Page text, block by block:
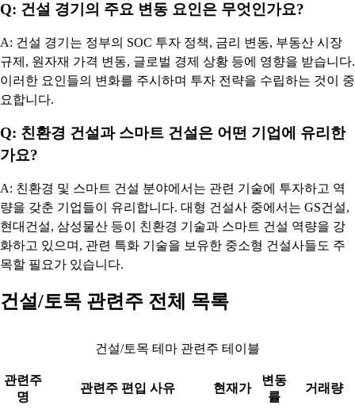
Q: 건설 경기의 주요 변동 요인은 무엇인가요?
A: 건설 경기는 정부의 SOC 투자 정책, 금리 변동, 부동산 시장
규제, 원자재 가격 변동, 글로벌 경제 상황 등에 영향을 받습니다.
이러한 요인들의 변화를 주시하며 투자 전략을 수립하는 것이 중
요합니다.
Q: 친환경 건설과 스마트 건설은 어떤 기업에 유리한
가요?
A: 친환경 및 스마트 건설 분야에서는 관련 기술에 투자하고 역
량을 갖춘 기업들이 유리합니다. 대형 건설사 중에서는 GS건설,
현대건설, 삼성물산 등이 친환경 기술과 스마트 건설 역량을 강
화하고 있으며, 관련 특화 기술을 보유한 중소형 건설사들도 주
목할 필요가 있습니다.
건설/토목 관련주 전체 목록
건설/토목 테마 관련주 테이블
관련주
명
관련주 편입 사유 현재가
변동
률
거래량